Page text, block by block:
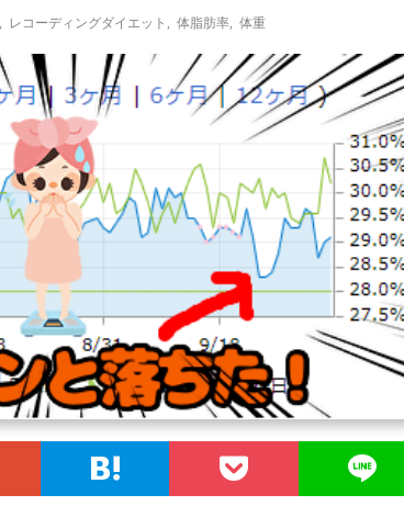
レコーディングダイエット 体脂肪率 体重